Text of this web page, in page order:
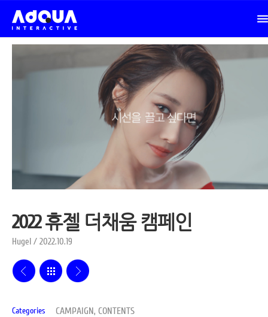
2022 휴젤 더채움 캠페인
Hugel / 2022.10.19
Categories CAMPAIGN, CONTENTS